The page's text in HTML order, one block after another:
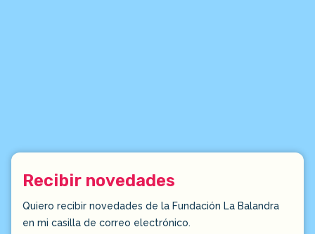
Recibir novedades
Quiero recibir novedades de la Fundación La Balandra
en mi casilla de correo electrónico.